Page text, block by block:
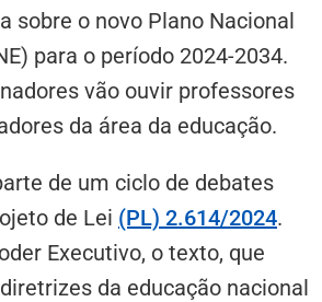
sobre o novo Plano Nacional
para o período 2024-2034.
vão ouvir professores
da área da educação.
de um ciclo de debates
de Lei (PL) 2.614/2024.
Executivo, o texto, que
da educação nacional